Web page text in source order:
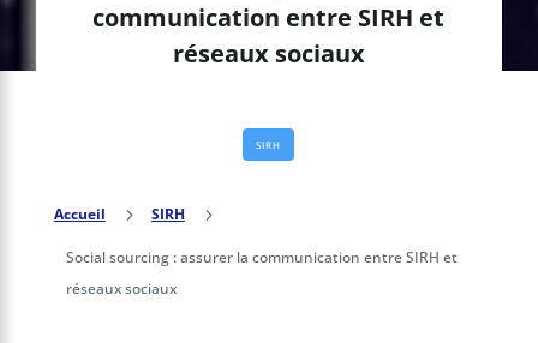
communication entre SIRH et
réseaux sociaux
SIRH
Accueil 5 SIRH 5
Social sourcing : assurer la communication entre SIRH et
réseaux sociaux